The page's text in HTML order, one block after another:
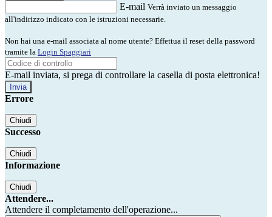
E-mail Verrà inviato un messaggio
all'indirizzo indicato con le istruzioni necessarie.
Non hai una e-mail associata al nome utente? Effettua il reset della password
tramite la Login Spaggiari
E-mail inviata, si prega di controllare la casella di posta elettronica!
Errore
Chiudi
Successo
Chiudi
Informazione
Chiudi
Attendere...
Attendere il completamento dell'operazione...